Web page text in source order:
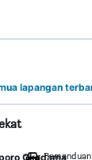
lapangan
Okadama